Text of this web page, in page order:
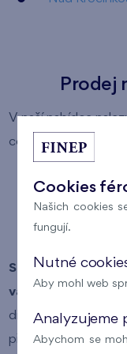
Prodej
V naší nabídce
cenových kategorií:
byty střední
luxusní byty
Snadno si tak
vašim požadavkům
dispozice bytu,
přehledu
Cookies
Našich cookies
fungují.
Nutné
Aby mohl web
Analyzujeme
Abychom se